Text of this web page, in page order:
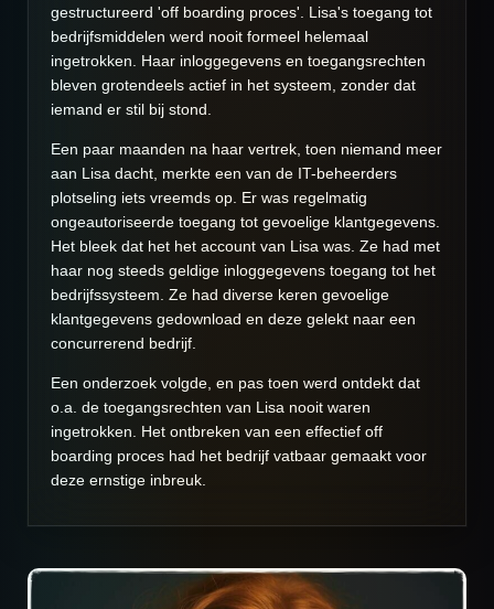
gestructureerd 'off boarding proces'. Lisa's toegang tot
bedrijfsmiddelen werd nooit formeel helemaal
ingetrokken. Haar inloggegevens en toegangsrechten
bleven grotendeels actief in het systeem, zonder dat
iemand er stil bij stond.
Een paar maanden na haar vertrek, toen niemand meer
aan Lisa dacht, merkte een van de IT-beheerders
plotseling iets vreemds op. Er was regelmatig
ongeautoriseerde toegang tot gevoelige klantgegevens.
Het bleek dat het het account van Lisa was. Ze had met
haar nog steeds geldige inloggegevens toegang tot het
bedrijfssysteem. Ze had diverse keren gevoelige
klantgegevens gedownload en deze gelekt naar een
concurrerend bedrijf.
Een onderzoek volgde, en pas toen werd ontdekt dat
o.a. de toegangsrechten van Lisa nooit waren
ingetrokken. Het ontbreken van een effectief off
boarding proces had het bedrijf vatbaar gemaakt voor
deze ernstige inbreuk.